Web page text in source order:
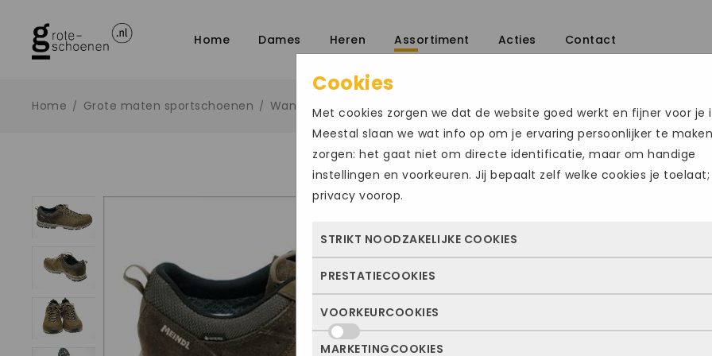
Home Dames Heren Assortiment Acties Contact
Home / Grote maten sportschoenen / Wandelschoenen
€219.95
Maat
49.5
52
Cookies
Met cookies zorgen we dat de website goed werkt en fijner voor je
Meestal slaan we wat info op om je ervaring persoonlijker te
zorgen: het gaat niet om directe identificatie, maar om handige
instellingen en voorkeuren. Jij bepaalt zelf welke cookies je toelaat;
privacy voorop.
STRIKT NOODZAKELIJKE COOKIES
Deze cookies zorgen ervoor dat de website überhaupt werkt. Ze
dus altijd actief en kunnen niet worden uitgezet. Meestal worden
alleen geplaatst als jij iets doet, zoals inloggen, een formulier
of je privacyvoorkeuren opslaan. Je kunt je browser zo instellen
PRESTATIECOOKIES
Met deze cookies zien we hoe vaak onze site bezocht wordt, waar
bezoekers vandaan komen en welke pagina’s populair zijn. Zo
VOORKEURCOOKIES
MARKETINGCOOKIES